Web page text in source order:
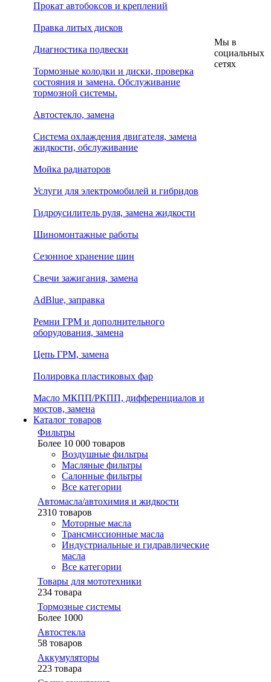
Прокат автобоксов и креплений
Правка литых дисков
Диагностика подвески
Тормозные колодки и диски, проверка
состояния и замена. Обслуживание
тормозной системы.
Автостекло, замена
Система охлаждения двигателя, замена
жидкости, обслуживание
Мойка радиаторов
Услуги для электромобилей и гибридов
Гидроусилитель руля, замена жидкости
Шиномонтажные работы
Сезонное хранение шин
Свечи зажигания, замена
AdBlue, заправка
Ремни ГРМ и дополнительного
оборудования, замена
Цепь ГРМ, замена
Полировка пластиковых фар
Масло МКПП/РКПП, дифференциалов и
мостов, замена
Каталог товаров
Фильтры
Более 10 000 товаров
Воздушные фильтры
Масляные фильтры
Салонные фильтры
Все категории
Автомасла/автохимия и жидкости
2310 товаров
Моторные масла
Трансмиссионные масла
Индустриальные и гидравлические
масла
Все категории
Товары для мототехники
234 товара
Тормозные системы
Более 1000
Автостекла
58 товаров
Аккумуляторы
223 товара
Мы в
социальных
сетях